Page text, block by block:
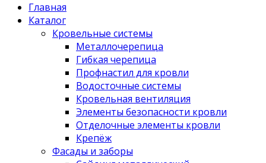
Главная
Каталог
Кровельные системы
Металлочерепица
Гибкая черепица
Профнастил для кровли
Водосточные системы
Кровельная вентиляция
Элементы безопасности кровли
Отделочные элементы кровли
Крепёж
Фасады и заборы